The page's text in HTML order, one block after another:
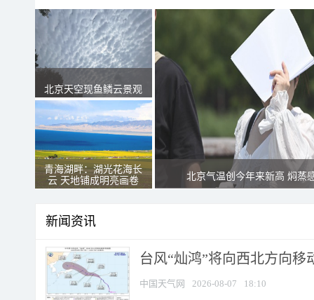
北京天空现鱼鳞云景观
青海湖畔：湖光花海长
云 天地铺成明亮画卷
北京气温创今年来新高 焖蒸
新闻资讯
台风“灿鸿”将向西北方向移
中国天气网 2026-08-07 18:10